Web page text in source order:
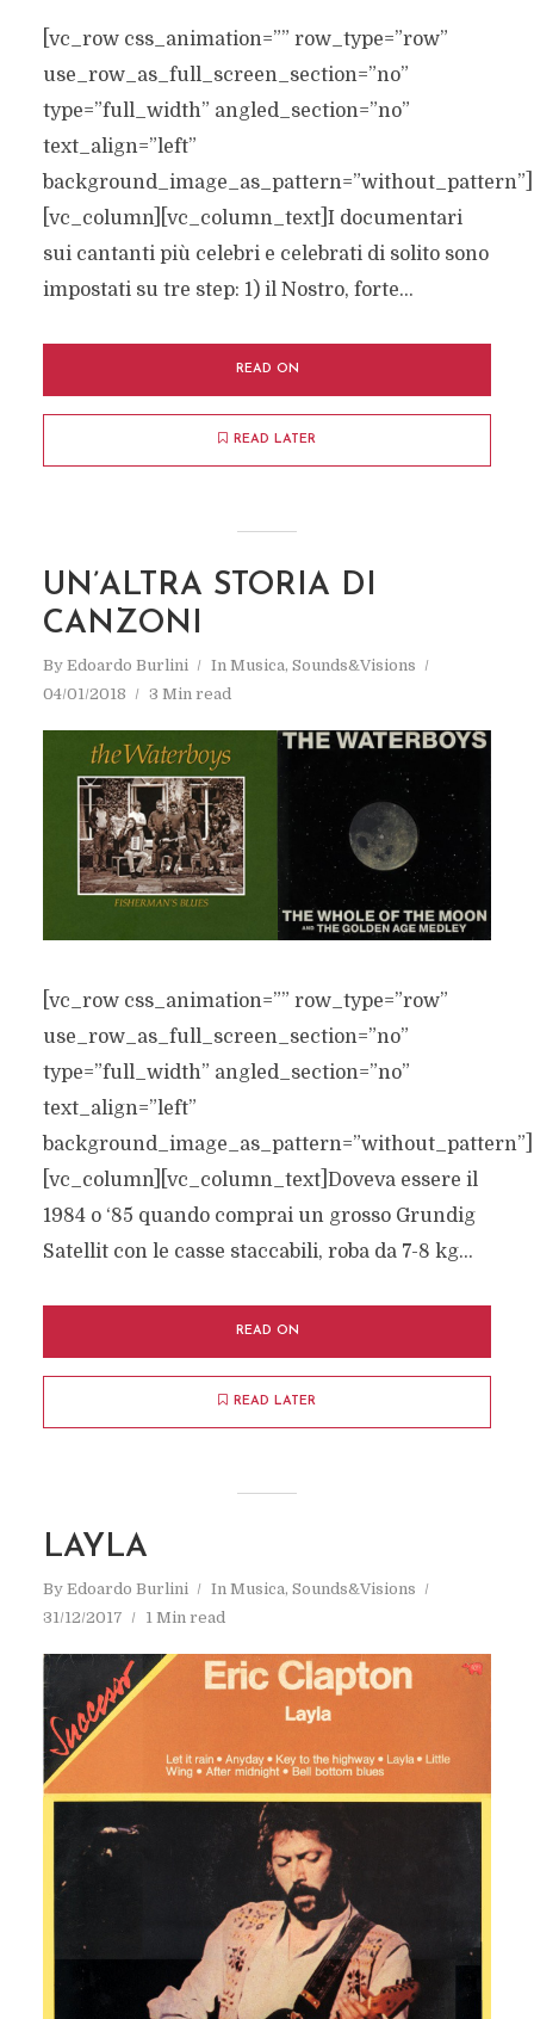
[vc_row css_animation=”” row_type=”row”
use_row_as_full_screen_section=”no”
type=”full_width” angled_section=”no”
text_align=”left”
background_image_as_pattern=”without_pattern”]
[vc_column][vc_column_text]I documentari
sui cantanti più celebri e celebrati di solito sono
impostati su tre step: 1) il Nostro, forte...
READ ON
READ LATER
UN’ALTRA STORIA DI
CANZONI
By Edoardo Burlini In Musica, Sounds&Visions
04/01/2018
3 Min read
[vc_row css_animation=”” row_type=”row”
use_row_as_full_screen_section=”no”
type=”full_width” angled_section=”no”
text_align=”left”
background_image_as_pattern=”without_pattern”]
[vc_column][vc_column_text]Doveva essere il
1984 o ‘85 quando comprai un grosso Grundig
Satellit con le casse staccabili, roba da 7-8 kg...
READ ON
READ LATER
LAYLA
By Edoardo Burlini In Musica, Sounds&Visions
31/12/2017
1 Min read